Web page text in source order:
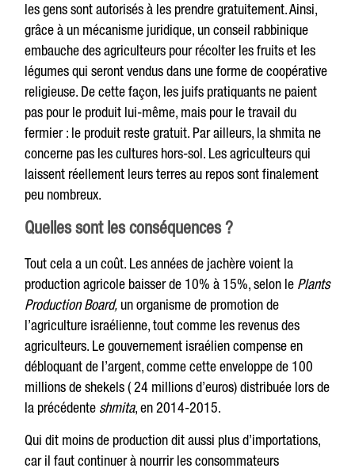
les gens sont autorisés à les prendre gratuitement.Ainsi,
grâce à un mécanisme juridique, un conseil rabbinique
embauche des agriculteurs pourrécolter les fruits et les
légumes qui seront vendus dans une forme de coopérative
religieuse. De cette façon, les juifs pratiquants ne paient
pas pour le produit lui-même, mais pour le travail du
fermier : le produit reste gratuit. Par ailleurs, la shmita ne
concerne pas les cultures hors-sol. Les agriculteurs qui
laissent réellement leurs terres au repos sont finalement
peu nombreux.
Quelles sont les conséquences ?
Tout cela a un coût. Les années de jachère voient la
production agricole baisser de 10% à 15%, selon le Plants
Production Board, un organisme de promotion de
l’agriculture israélienne, tout comme les revenus des
agriculteurs. Le gouvernement israélien compense en
débloquant de l’argent, comme cette enveloppe de 100
millions de shekels ( 24 millions d’euros) distribuée lors de
la précédente shmita, en 2014-2015.
Qui dit moins de production dit aussi plus d’importations,
car il faut continuer à nourrir les consommateurs